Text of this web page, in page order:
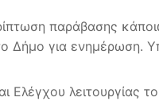
παράβασης
Δήμο για ενημέρωση.
Ελέγχου